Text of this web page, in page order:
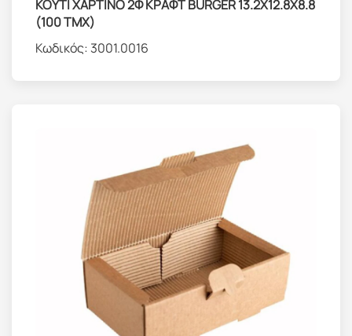
ΚΟΥΤΙ ΧΑΡΤΙΝΟ 2Φ ΚΡΑΦΤ BURGER 13.2Χ12.8Χ8.8
(100 ΤΜΧ)
Κωδικός: 3001.0016